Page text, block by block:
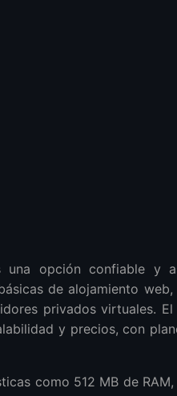
una opción confiable y
de alojamiento
privados virtuales.
y precios, con
como 512 MB de